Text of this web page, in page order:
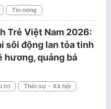
Tin nóng
Trẻ Việt Nam 2026:
sôi động lan tỏa tinh
hương, quảng bá
trí
Thời sự - Xã hội